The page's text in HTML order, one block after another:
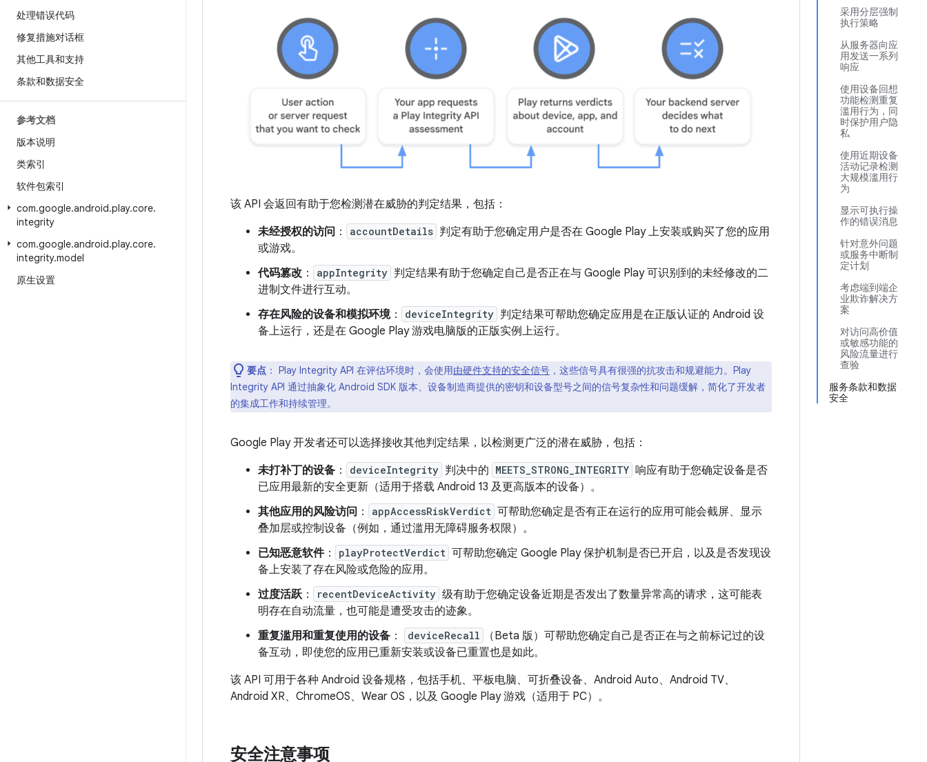
处理错误代码
修复措施对话框
其他工具和支持
条款和数据安全
参考文档
版本说明
类索引
软件包索引
com.google.android.play.core.
integrity
com.google.android.play.core.
integrity.model
原生设置
采用分层强制
执行策略
从服务器向应
用发送一系列
响应
使用设备回想
功能检测重复
滥用行为，同
时保护用户隐
私
使用近期设备
活动记录检测
大规模滥用行
为
显示可执行操
作的错误消息
针对意外问题
或服务中断制
定计划
考虑端到端企
业欺诈解决方
案
对访问高价值
或敏感功能的
风险流量进行
查验
服务条款和数据
安全
该 API 会返回有助于您检测潜在威胁的判定结果，包括：
未经授权的访问 ： accountDetails 判定有助于您确定用户是否在 Google Play 上安装或购买了您的应用
或游戏。
代码篡改 ： appIntegrity 判定结果有助于您确定自己是否正在与 Google Play 可识别到的未经修改的二
进制文件进行互动。
存在风险的设备和模拟环境： deviceIntegrity 判定结果可帮助您确定应用是在正版认证的 Android 设
备上运行，还是在 Google Play 游戏电脑版的正版实例上运行。
要点 ： Play Integrity API 在评估环境时，会使用由硬件支持的安全信号 ，这些信号具有很强的抗攻击和规避能力。Play
Integrity API 通过抽象化 Android SDK 版本、设备制造商提供的密钥和设备型号之间的信号复杂性和问题缓解，简化了开发者
的集成工作和持续管理。
Google Play 开发者还可以选择接收其他判定结果，以检测更广泛的潜在威胁，包括：
未打补丁的设备 ： deviceIntegrity 判决中的 MEETS_STRONG_INTEGRITY 响应有助于您确定设备是否
已应用最新的安全更新（适用于搭载 Android 13 及更高版本的设备）。
其他应用的风险访问 ： appAccessRiskVerdict 可帮助您确定是否有正在运行的应用可能会截屏、显示
叠加层或控制设备（例如，通过滥用无障碍服务权限）。
已知恶意软件： playProtectVerdict 可帮助您确定 Google Play 保护机制是否已开启，以及是否发现设
备上安装了存在风险或危险的应用。
过度活跃 ： recentDeviceActivity 级有助于您确定设备近期是否发出了数量异常高的请求，这可能表
明存在自动流量，也可能是遭受攻击的迹象。
重复滥用和重复使用的设备 ： deviceRecall
（Beta 版）可帮助您确定自己是否正在与之前标记过的设
备互动，即使您的应用已重新安装或设备已重置也是如此。
该 API 可用于各种 Android 设备规格，包括手机、平板电脑、可折叠设备、Android Auto、Android TV、
Android XR、ChromeOS、Wear OS，以及 Google Play 游戏（适用于 PC）。
安全注意事项